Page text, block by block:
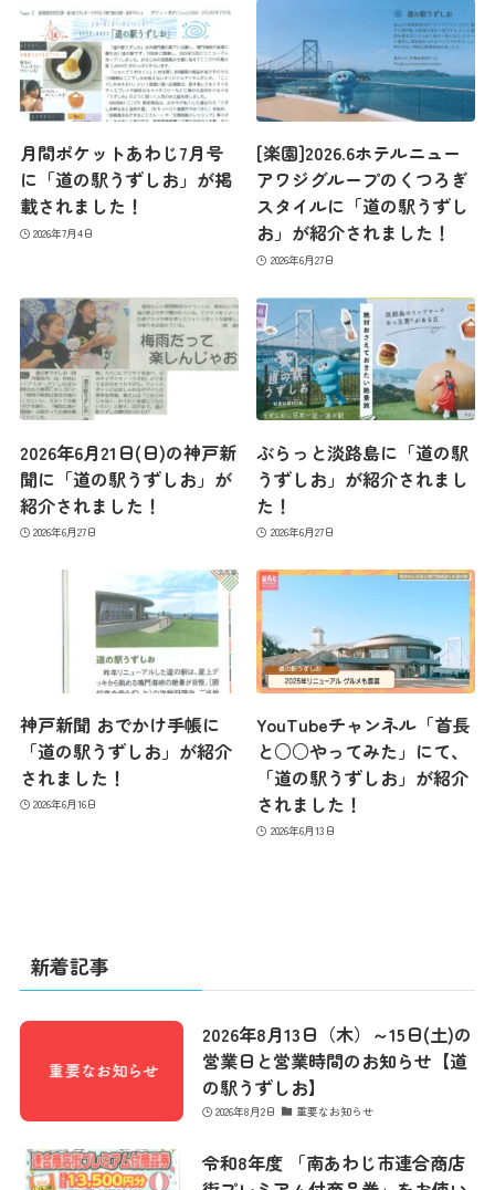
コンセプト
コンテンツ
アクセス
館内のご案内
営業カレンダー
お問い合わせ
月間ポケットあわじ7月号
に「道の駅うずしお」が掲
載されました！
2026年7月4日
[楽園]2026.6ホテルニュー
アワジグループのくつろぎ
スタイルに「道の駅うずし
お」が紹介されました！
2026年6月27日
2026年6月21日(日)の神戸新
聞に「道の駅うずしお」が
紹介されました！
2026年6月27日
ぶらっと淡路島に「道の駅
うずしお」が紹介されまし
た！
2026年6月27日
神戸新聞 おでかけ手帳に
「道の駅うずしお」が紹介
されました！
2026年6月16日
YouTubeチャンネル「首長
と○○やってみた」にて、
「道の駅うずしお」が紹介
されました！
2026年6月13日
新着記事
2026年8月13日（木）～15日(土)の
営業日と営業時間のお知らせ【道
の駅うずしお】
2026年8月2日 重要なお知らせ
令和8年度 「南あわじ市連合商店